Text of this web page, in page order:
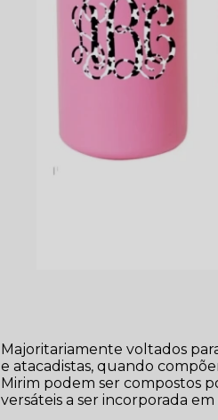
Majoritariamente voltados
e atacadistas, quando
Mirim podem ser compostos
versáteis a ser incorporada